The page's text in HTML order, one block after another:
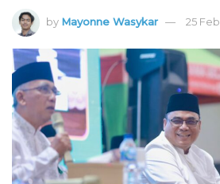
by Mayonne Wasykar 25